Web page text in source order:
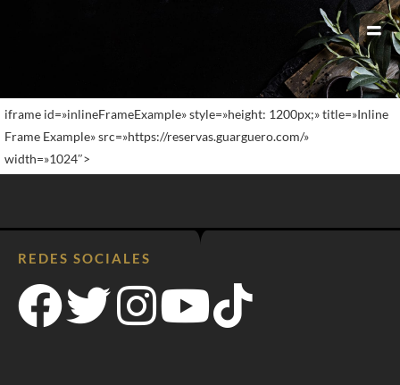
iframe id=»inlineFrameExample» style=»height: 1200px;» title=»Inline
Frame Example» src=»https://reservas.guarguero.com/»
width=»1024″>
REDES SOCIALES